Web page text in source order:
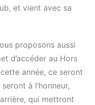
et vient avec sa
proposons aussi
d’accéder au Hors
année, ce seront
à l’honneur,
qui mettront